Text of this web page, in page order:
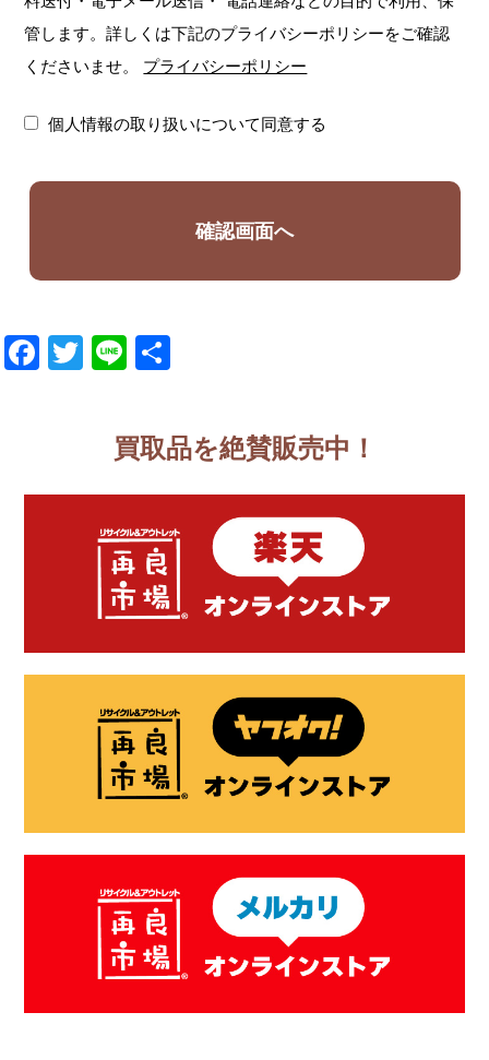
管します。詳しくは下記のプライバシーポリシーをご確認
くださいませ。
プライバシーポリシー
個人情報の取り扱いについて同意する
Facebook
Twitter
Line
買取品を絶賛販売中！